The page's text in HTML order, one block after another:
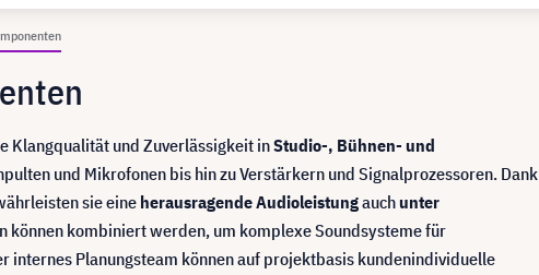
Klangqualität und Zuverlässigkeit inStudio-, Bühnen- und
und Mikrofonen bis hin zu Verstärkern und Signalprozessoren. Dank
sie eine herausragende Audioleistungauchunter
können kombiniert werden, um komplexe Soundsysteme für
internes Planungsteam können auf projektbasis kundenindividuelle